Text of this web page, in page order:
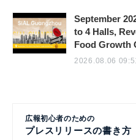
September
to 4 Halls,
Food Growth
2026.08.06
広報初心者のための
プレスリリースの書き方